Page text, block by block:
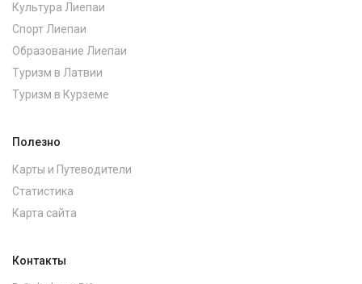
Культура Лиепаи
Спорт Лиепаи
Образование Лиепаи
Туризм в Латвии
Туризм в Курземе
Полезно
Карты и Путеводители
Статистика
Карта сайта
Контакты